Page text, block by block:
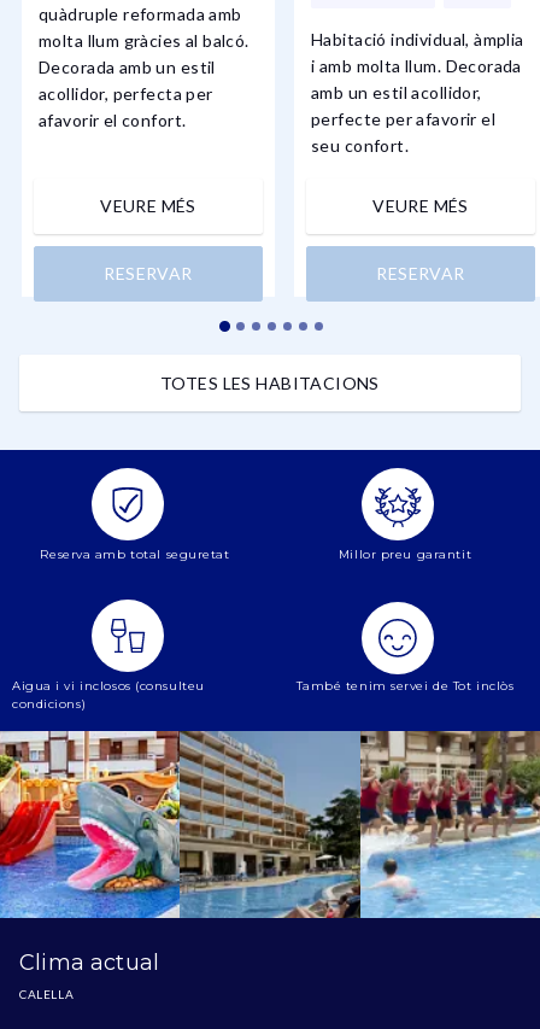
quàdruple reformada amb
molta llum gràcies al balcó.
Decorada amb un estil
acollidor, perfecta per
afavorir el confort.
VEURE MÉS
RESERVAR
Habitació individual, àmplia
i amb molta llum. Decorada
amb un estil acollidor,
perfecte per afavorir el
seu confort.
VEURE MÉS
RESERVAR
TOTES LES HABITACIONS
Reserva amb total seguretat Millor preu garantit
Aigua i vi inclosos (consulteu
condicions)
També tenim servei de Tot inclòs
Clima actual
CALELLA